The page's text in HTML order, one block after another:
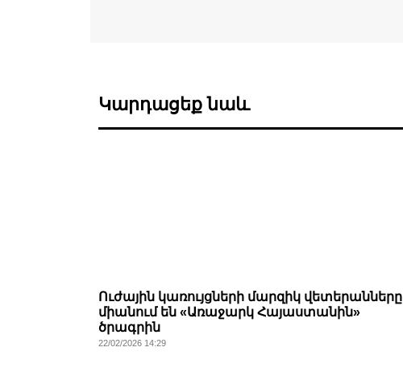
Կարդացեք նաև
Ուժային կառույցների մարզիկ վետերանները
միանում են «Առաջարկ Հայաստանին»
ծրագրին
22/02/2026 14:29